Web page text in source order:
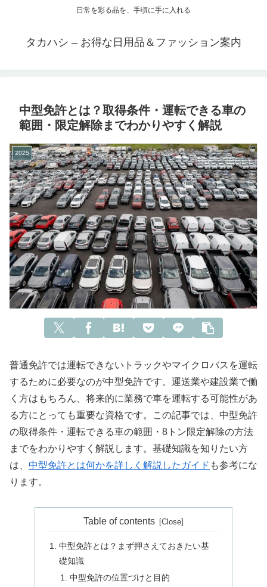
日常を彩る品を、手頃に手に入れる
タカハシ – お得な日用品＆ファッション案内
中型免許とは？取得条件・運転できる車の
範囲・限定解除までわかりやすく解説
2025
普通免許では運転できないトラックやマイクロバスを運転
するために必要なのが中型免許です。運送業や建設業で働
く方はもちろん、将来的に業務で車を運転する可能性があ
る方にとっても重要な資格です。この記事では、中型免許
の取得条件・運転できる車の範囲・8トン限定解除の方法
までをわかりやすく解説します。基礎知識を知りたい方
は、 中型免許とは何かを詳しく解説したガイド も参考にな
ります。
Table of contents
中型免許とは？まず押さえておきたい基
礎知識
中型免許の位置づけと目的